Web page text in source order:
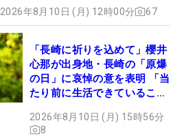
2026年8月10日 (月) 12時00分 67
「長崎に祈りを込めて」櫻井
心那が出身地・長崎の「原爆
の日」に哀悼の意を表明 「当
たり前に生活できていること
2026年8月10日 (月) 15時56分
8